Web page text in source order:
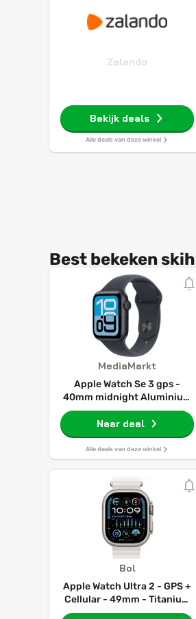
Zalando
Bekijk deals
Alle deals van deze winkel
Best bekeken
MediaMarkt
Apple Watch Se 3 gps -
40mm midnight Aluminium
Case Midnight Sport Band
S/m Smartwatch
Naar deal
Alle deals van deze winkel
Bol
Apple Watch Ultra 2 - GPS +
Cellular - 49mm - Titanium
Case with Wit Ocean Band